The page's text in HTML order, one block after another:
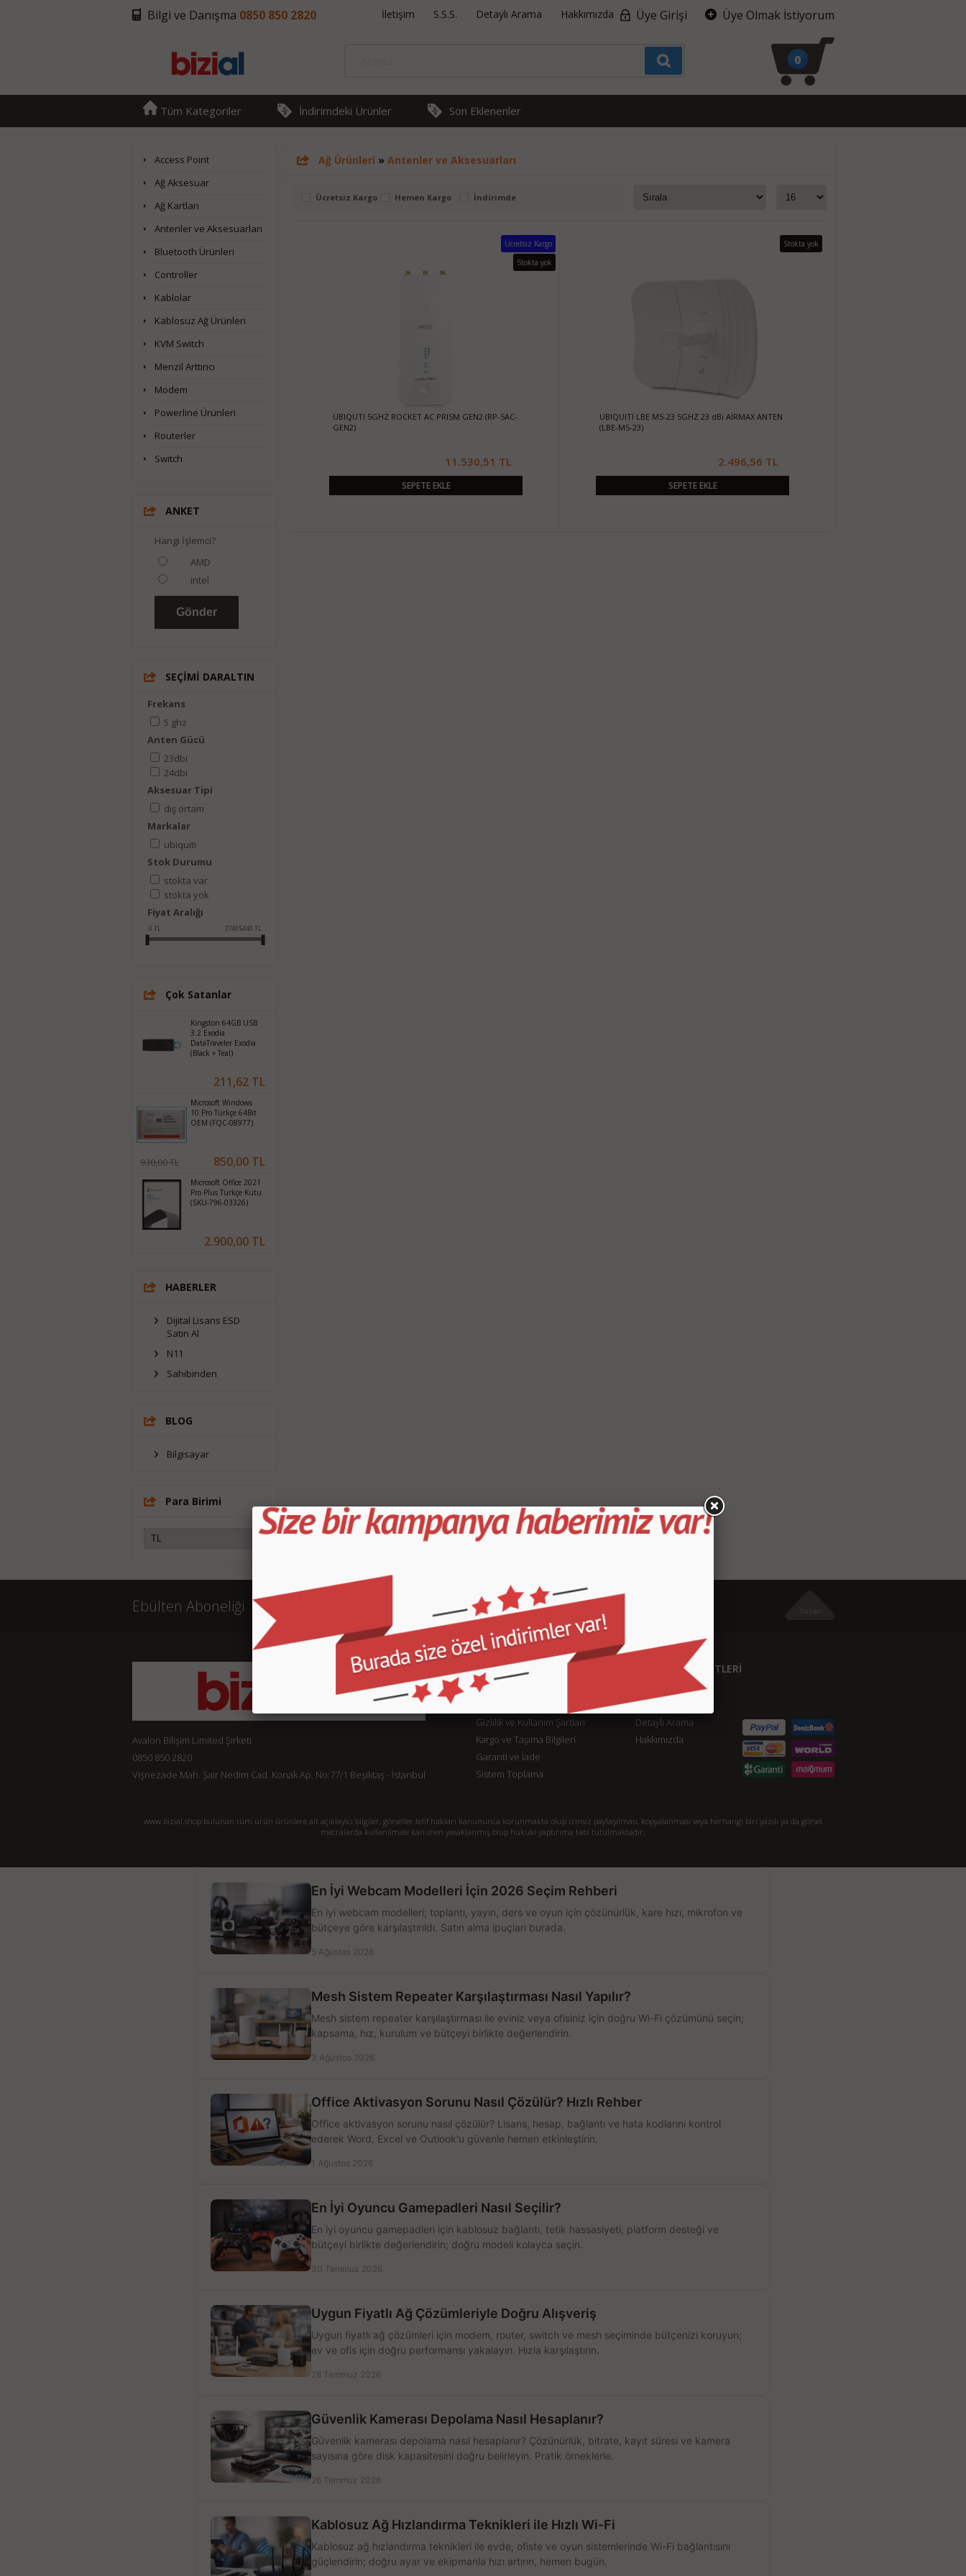
Bilgi ve Danışma 0850 850 2820 İletişim S.S.S. Detaylı Arama Hakkımızda Üye Girişi Üye Olmak İstiyorum
0
Tüm Kategoriler İndirimdeki Ürünler Son Eklenenler
Access Point
Ağ Aksesuar
Ağ Kartları
Antenler ve Aksesuarları
Bluetooth Ürünleri
Controller
Kablolar
Kablosuz Ağ Ürünleri
KVM Switch
Menzil Arttırıcı
Modem
Powerline Ürünleri
Routerler
Switch
ANKET
Hangi İşlemci?
AMD
intel
SEÇİMİ DARALTIN
Frekans
5 ghz
Anten Gücü
23dbi
24dbi
Aksesuar Tipi
dış ortam
Markalar
ubiquiti
Stok Durumu
stokta var
stokta yok
Fiyat Aralığı
0 TL 37405440 TL
Çok Satanlar
Kingston 64GB USB
3.2 Exodia
DataTraveler Exodia
(Black + Teal)
211,62 TL
Microsoft Windows
10 Pro Türkçe 64Bit
OEM (FQC-08977)
930,00 TL 850,00 TL
Microsoft Office 2021
Pro Plus Türkçe Kutu
(SKU-796-03326)
2.900,00 TL
HABERLER
Dijital Lisans ESD
Satın Al
N11
Sahibinden
BLOG
Bilgisayar
Para Birimi
Ağ Ürünleri » Antenler ve Aksesuarları
Ücretsiz Kargo Hemen Kargo İndirimde
Ücretsiz Kargo
Stokta yok
UBIQUTI 5GHZ ROCKET AC PRISM GEN2 (RP-5AC-
GEN2)
11.530,51 TL
SEPETE EKLE
Stokta yok
UBIQUITI LBE M5-23 5GHZ 23 dBi AİRMAX ANTEN
(LBE-M5-23)
2.496,56 TL
SEPETE EKLE
Ebülten Aboneliği
Avalon Bilişim Limited Şirketi
0850 850 2820
Vişnezade Mah. Şair Nedim Cad. Konak Ap. No:77/1 Beşiktaş - İstanbul
KURUMSAL
İletişim
Gizlilik ve Kullanım Şartları
Kargo ve Taşıma Bilgileri
Garanti ve İade
Sistem Toplama
MÜŞTERİ HİZMETLERİ
S.S.S.
Detaylı Arama
Hakkımızda
www.bizial.shop bulunan tüm ürün ürünlere ait açıklayıcı bilgiler, görseller telif hakları kanununca korunmakta olup izinsiz paylaşılması, kopyalanması veya herhangi biri yazılı ya da görsel
mecralarda kullanılması kanunen yasaklanmış olup hukuki yaptırıma tabi tutulmaktadır.
En İyi Webcam Modelleri İçin 2026 Seçim Rehberi
En iyi webcam modelleri; toplantı, yayın, ders ve oyun için çözünürlük, kare hızı, mikrofon ve
bütçeye göre karşılaştırıldı. Satın alma ipuçları burada.
5 Ağustos 2026
Mesh Sistem Repeater Karşılaştırması Nasıl Yapılır?
Mesh sistem repeater karşılaştırması ile eviniz veya ofisiniz için doğru Wi-Fi çözümünü seçin;
kapsama, hız, kurulum ve bütçeyi birlikte değerlendirin.
3 Ağustos 2026
Office Aktivasyon Sorunu Nasıl Çözülür? Hızlı Rehber
Office aktivasyon sorunu nasıl çözülür? Lisans, hesap, bağlantı ve hata kodlarını kontrol
ederek Word, Excel ve Outlook'u güvenle hemen etkinleştirin.
1 Ağustos 2026
En İyi Oyuncu Gamepadleri Nasıl Seçilir?
En iyi oyuncu gamepadleri için kablosuz bağlantı, tetik hassasiyeti, platform desteği ve
bütçeyi birlikte değerlendirin; doğru modeli kolayca seçin.
30 Temmuz 2026
Uygun Fiyatlı Ağ Çözümleriyle Doğru Alışveriş
Uygun fiyatlı ağ çözümleri için modem, router, switch ve mesh seçiminde bütçenizi koruyun;
ev ve ofis için doğru performansı yakalayın. Hızla karşılaştırın.
28 Temmuz 2026
Güvenlik Kamerası Depolama Nasıl Hesaplanır?
Güvenlik kamerası depolama nasıl hesaplanır? Çözünürlük, bitrate, kayıt süresi ve kamera
sayısına göre disk kapasitesini doğru belirleyin. Pratik örneklerle.
26 Temmuz 2026
Kablosuz Ağ Hızlandırma Teknikleri ile Hızlı Wi-Fi
Kablosuz ağ hızlandırma teknikleri ile evde, ofiste ve oyun sistemlerinde Wi-Fi bağlantısını
güçlendirin; doğru ayar ve ekipmanla hızı artırın, hemen bugün.